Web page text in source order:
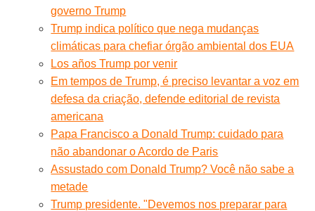
governo Trump
Trump indica político que nega mudanças
climáticas para chefiar órgão ambiental dos EUA
Los años Trump por venir
Em tempos de Trump, é preciso levantar a voz em
defesa da criação, defende editorial de revista
americana
Papa Francisco a Donald Trump: cuidado para
não abandonar o Acordo de Paris
Assustado com Donald Trump? Você não sabe a
metade
Trump presidente. "Devemos nos preparar para